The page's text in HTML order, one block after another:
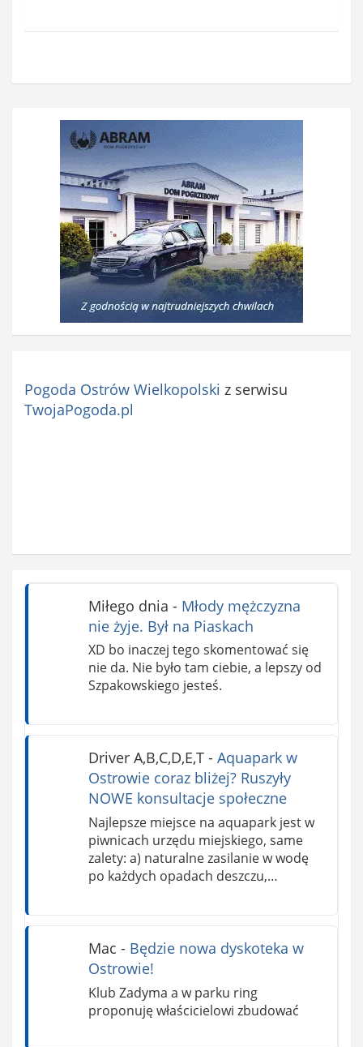
Pogoda Ostrów Wielkopolski z serwisu
TwojaPogoda.pl
Miłego dnia - Młody mężczyzna
nie żyje. Był na Piaskach
XD bo inaczej tego skomentować się
nie da. Nie było tam ciebie, a lepszy od
Szpakowskiego jesteś.
Driver A,B,C,D,E,T- Aquapark w
Ostrowie coraz bliżej? Ruszyły
NOWE konsultacje społeczne
Najlepsze miejsce na aquapark jest w
piwnicach urzędu miejskiego, same
zalety: a) naturalne zasilanie w wodę
po każdych opadach deszczu,…
Mac - Będzie nowa dyskoteka w
Ostrowie!
Klub Zadyma a w parku ring
proponuję właścicielowi zbudować